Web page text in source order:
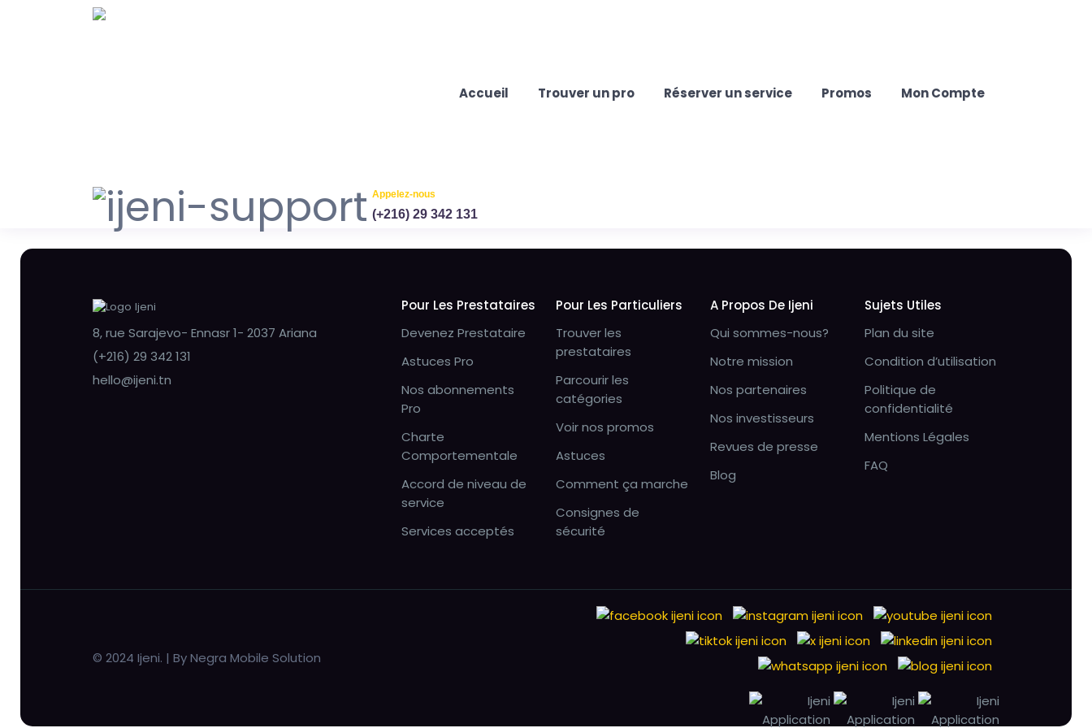
Accueil Trouver un pro Réserver un service Promos Mon Compte
Appelez-nous
(+216) 29 342 131
8, rue Sarajevo- Ennasr 1- 2037 Ariana
(+216) 29 342 131
hello@ijeni.tn
Pour Les Prestataires
Devenez Prestataire
Astuces Pro
Nos abonnements
Pro
Charte
Comportementale
Accord de niveau de
service
Services acceptés
Pour Les Particuliers
Trouver les
prestataires
Parcourir les
catégories
Voir nos promos
Astuces
Comment ça marche
Consignes de
sécurité
A Propos De Ijeni
Qui sommes-nous?
Notre mission
Nos partenaires
Nos investisseurs
Revues de presse
Blog
Sujets Utiles
Plan du site
Condition d’utilisation
Politique de
confidentialité
Mentions Légales
FAQ
© 2024 Ijeni. | By Negra Mobile Solution